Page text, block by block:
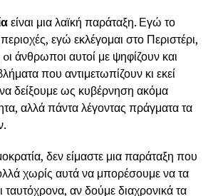
είναι μια λαϊκή παράταξη. Εγώ το
εγώ εκλέγομαι στο Περιστέρι,
άνθρωποι αυτοί με ψηφίζουν και
που αντιμετωπίζουν κι εκεί
δείξουμε ως κυβέρνηση ακόμα
αλλά πάντα λέγοντας πράγματα τα
δεν είμαστε μια παράταξη που
χωρίς αυτά να μπορέσουμε να τα
αν δούμε διαχρονικά τα